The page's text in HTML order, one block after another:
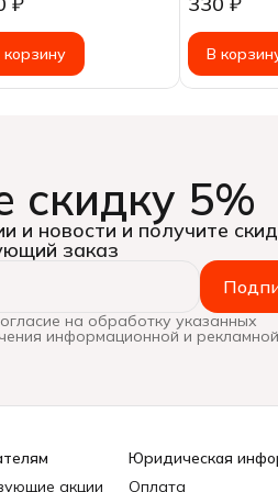
корзину В
скидку 5%
и новости и получите
заказ
на обработку указанных
информационной и
акции
Юридическая
Оплата